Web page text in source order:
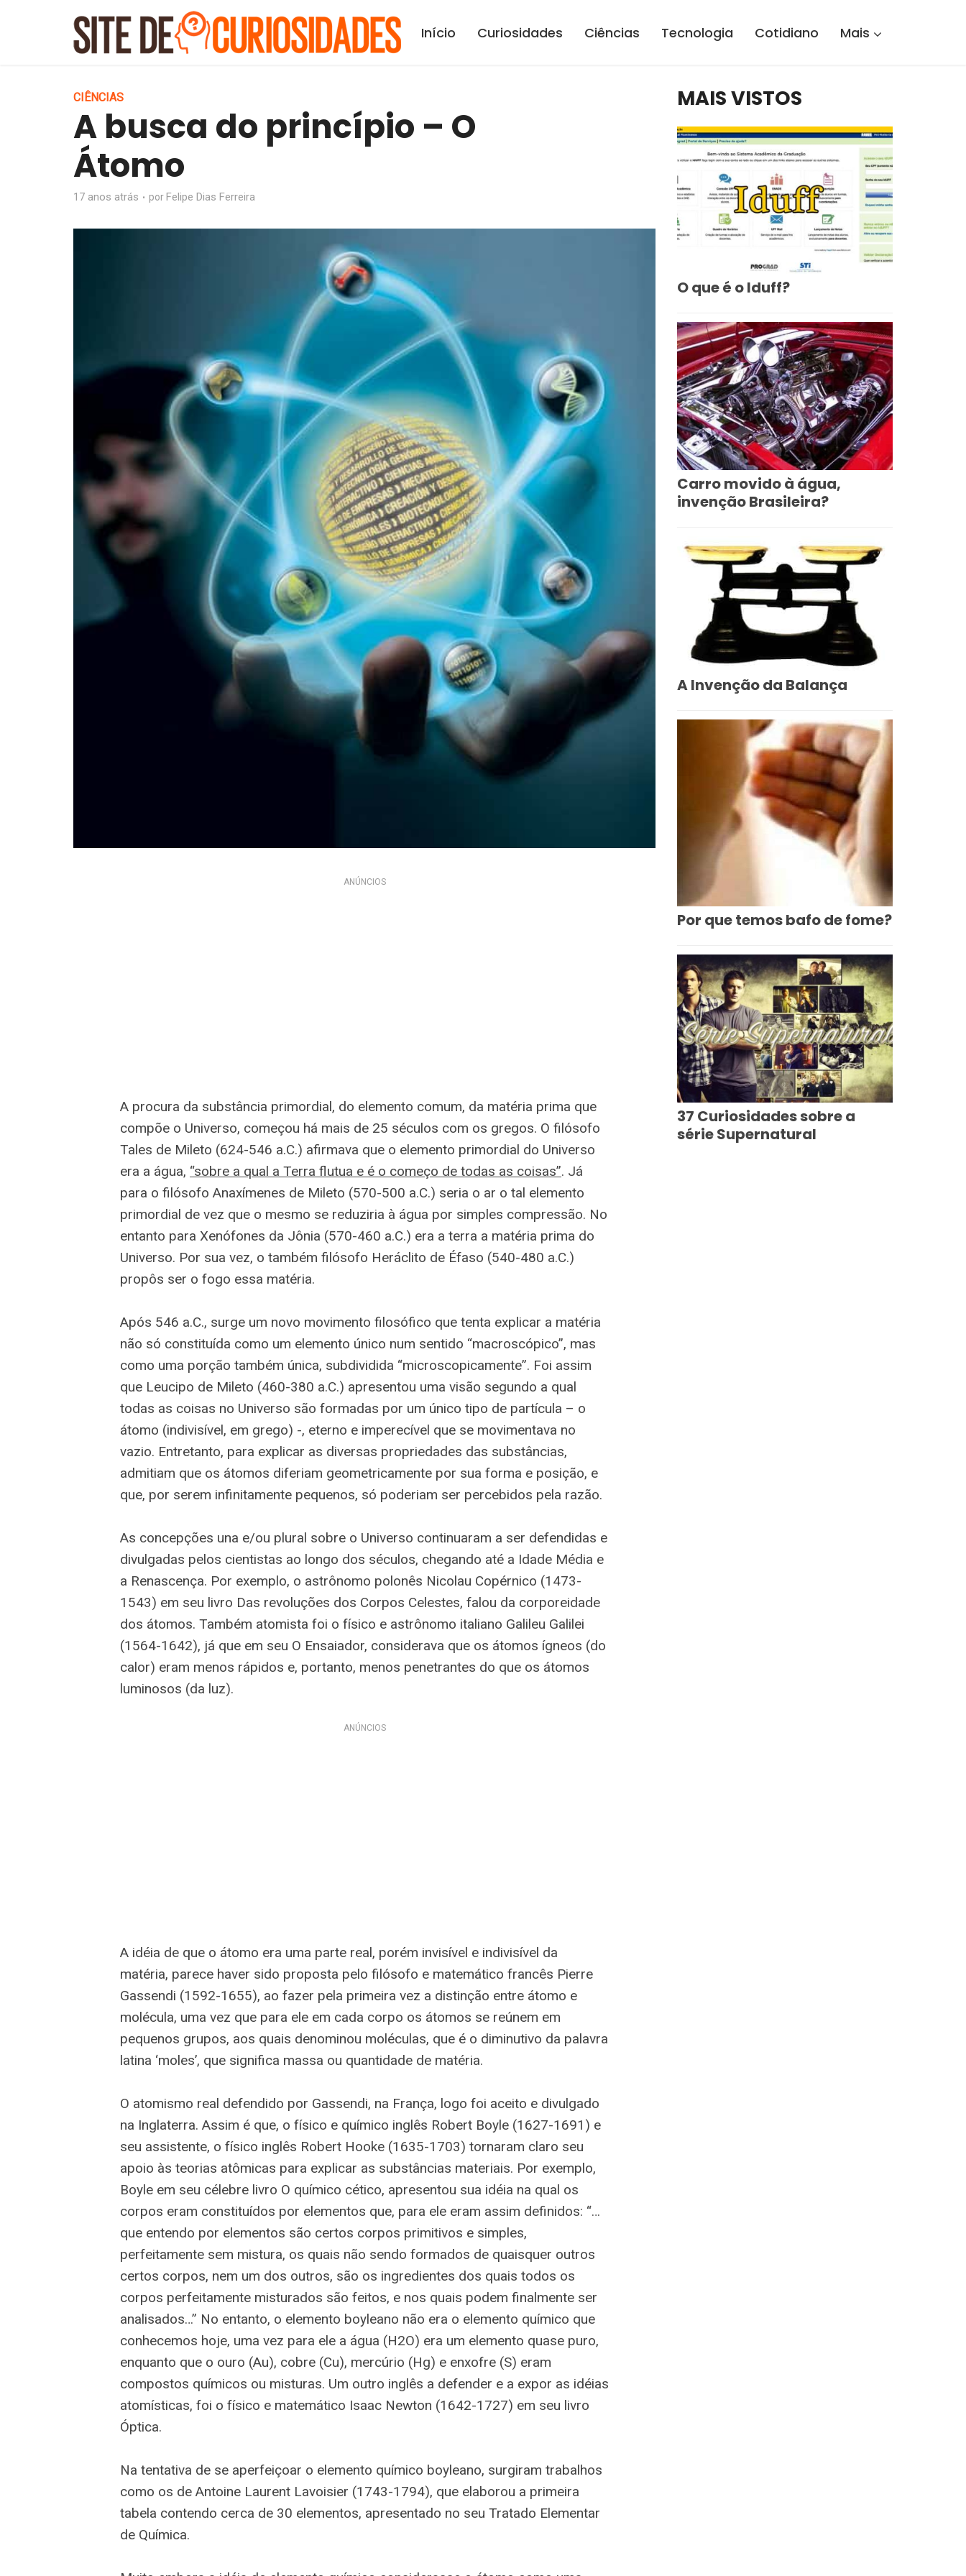
Início Curiosidades Ciências Tecnologia Cotidiano Mais
CIÊNCIAS
A busca do princípio – O
Átomo
17 anos atrás porFelipe Dias Ferreira
ANÚNCIOS
A procura da substância primordial, do elemento comum, da matéria prima que
compõe o Universo, começou há mais de 25 séculos com os gregos. O filósofo
Tales de Mileto (624-546 a.C.) afirmava que o elemento primordial do Universo
era a água, “sobre a qual a Terra flutua e é o começo de todas as coisas”. Já
para o filósofo Anaxímenes de Mileto (570-500 a.C.) seria o ar o tal elemento
primordial de vez que o mesmo se reduziria à água por simples compressão. No
entanto para Xenófones da Jônia (570-460 a.C.) era a terra a matéria prima do
Universo. Por sua vez, o também filósofo Heráclito de Éfaso (540-480 a.C.)
propôs ser o fogo essa matéria.
Após 546 a.C., surge um novo movimento filosófico que tenta explicar a matéria
não só constituída como um elemento único num sentido “macroscópico”, mas
como uma porção também única, subdividida “microscopicamente”. Foi assim
que Leucipo de Mileto (460-380 a.C.) apresentou uma visão segundo a qual
todas as coisas no Universo são formadas por um único tipo de partícula – o
átomo (indivisível, em grego) -, eterno e imperecível que se movimentava no
vazio. Entretanto, para explicar as diversas propriedades das substâncias,
admitiam que os átomos diferiam geometricamente por sua forma e posição, e
que, por serem infinitamente pequenos, só poderiam ser percebidos pela razão.
As concepções una e/ou plural sobre o Universo continuaram a ser defendidas e
divulgadas pelos cientistas ao longo dos séculos, chegando até a Idade Média e
a Renascença. Por exemplo, o astrônomo polonês Nicolau Copérnico (1473-
1543) em seu livro Das revoluções dos Corpos Celestes, falou da corporeidade
dos átomos. Também atomista foi o físico e astrônomo italiano Galileu Galilei
(1564-1642), já que em seu O Ensaiador, considerava que os átomos ígneos (do
calor) eram menos rápidos e, portanto, menos penetrantes do que os átomos
luminosos (da luz).
ANÚNCIOS
A idéia de que o átomo era uma parte real, porém invisível e indivisível da
matéria, parece haver sido proposta pelo filósofo e matemático francês Pierre
Gassendi (1592-1655), ao fazer pela primeira vez a distinção entre átomo e
molécula, uma vez que para ele em cada corpo os átomos se reúnem em
pequenos grupos, aos quais denominou moléculas, que é o diminutivo da palavra
latina ‘moles’, que significa massa ou quantidade de matéria.
O atomismo real defendido por Gassendi, na França, logo foi aceito e divulgado
na Inglaterra. Assim é que, o físico e químico inglês Robert Boyle (1627-1691) e
seu assistente, o físico inglês Robert Hooke (1635-1703) tornaram claro seu
apoio às teorias atômicas para explicar as substâncias materiais. Por exemplo,
Boyle em seu célebre livro O químico cético, apresentou sua idéia na qual os
corpos eram constituídos por elementos que, para ele eram assim definidos: “…
que entendo por elementos são certos corpos primitivos e simples,
perfeitamente sem mistura, os quais não sendo formados de quaisquer outros
certos corpos, nem um dos outros, são os ingredientes dos quais todos os
corpos perfeitamente misturados são feitos, e nos quais podem finalmente ser
analisados…” No entanto, o elemento boyleano não era o elemento químico que
conhecemos hoje, uma vez para ele a água (H2O) era um elemento quase puro,
enquanto que o ouro (Au), cobre (Cu), mercúrio (Hg) e enxofre (S) eram
compostos químicos ou misturas. Um outro inglês a defender e a expor as idéias
atomísticas, foi o físico e matemático Isaac Newton (1642-1727) em seu livro
Óptica.
Na tentativa de se aperfeiçoar o elemento químico boyleano, surgiram trabalhos
como os de Antoine Laurent Lavoisier (1743-1794), que elaborou a primeira
tabela contendo cerca de 30 elementos, apresentado no seu Tratado Elementar
de Química.
MAIS VISTOS
O que é o Iduff?
Carro movido à água,
invenção Brasileira?
A Invenção da Balança
Por que temos bafo de fome?
37 Curiosidades sobre a
série Supernatural